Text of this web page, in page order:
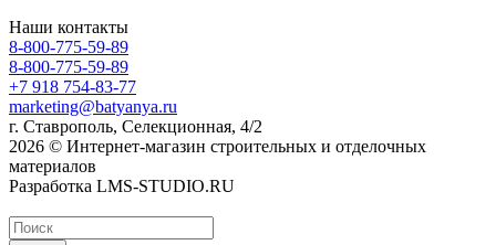
Наши контакты
8-800-775-59-89
8-800-775-59-89
+7 918 754-83-77
marketing@batyanya.ru
г. Ставрополь, Селекционная, 4/2
2026 © Интернет-магазин строительных и отделочных
материалов
Разработка LMS-STUDIO.RU